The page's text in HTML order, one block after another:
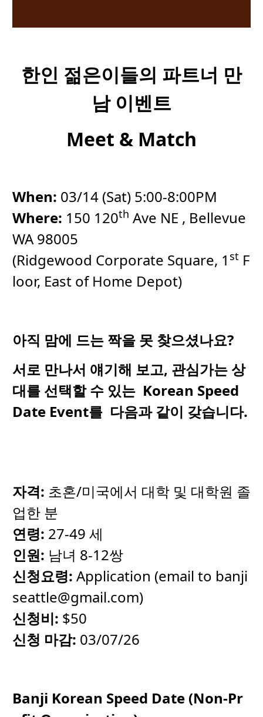
한인 젊은이들의 파트너 만
남 이벤트
Meet & Match
When: 03/14 (Sat) 5:00-8:00PM
Where: 150 120th Ave NE , Bellevue
WA 98005
(Ridgewood Corporate Square, 1 st F
loor, East of Home Depot)
아직 맘에 드는 짝을 못 찾으셨나요?
서로 만나서 얘기해 보고, 관심가는상
대를 선택할 수 있는 Korean Speed
Date Event를 다음과 같이 갖습니다.
자격: 초혼/미국에서 대학 및 대학원 졸
업한 분
연령: 27-49 세
인원: 남녀 8-12쌍
신청요령: Application (email to banji
seattle@gmail.com)
신청비: $50
신청 마감: 03/07/26
Banji Korean Speed Date (Non-Pr